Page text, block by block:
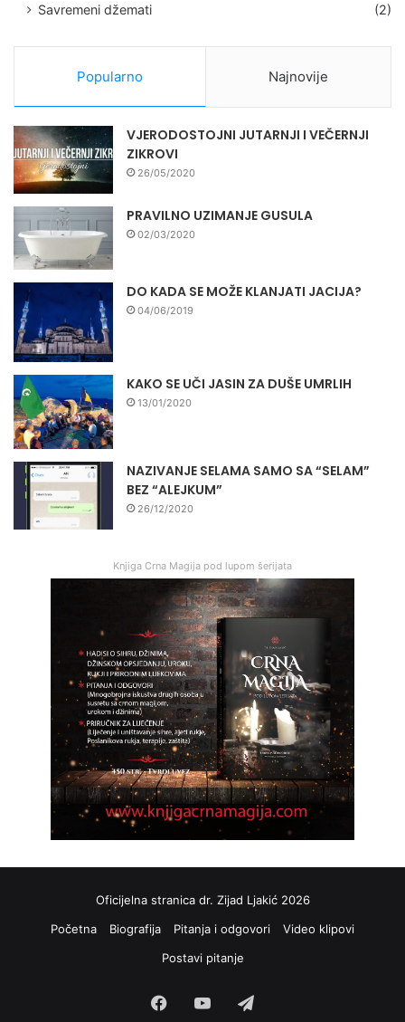
Savremeni džemati
(2)
Popularno Najnovije
VJERODOSTOJNI JUTARNJI I VEČERNJI
ZIKROVI
26/05/2020
PRAVILNO UZIMANJE GUSULA
02/03/2020
DO KADA SE MOŽE KLANJATI JACIJA?
04/06/2019
KAKO SE UČI JASIN ZA DUŠE UMRLIH
13/01/2020
NAZIVANJE SELAMA SAMO SA “SELAM”
BEZ “ALEJKUM”
26/12/2020
Knjiga Crna Magija pod lupom šerijata
Oficijelna stranica dr. Zijad Ljakić 2026
Početna
Biografija Pitanja i odgovori
Video klipovi
Postavi pitanje
FacebookYouTube